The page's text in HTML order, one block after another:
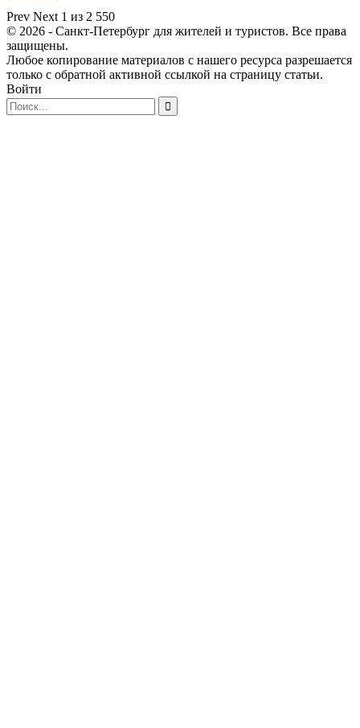
Prev Next 1 из 2 550
© 2026 - Санкт-Петербург для жителей и туристов. Все права
защищены.
Любое копирование материалов с нашего ресурса разрешается
только с обратной активной ссылкой на страницу статьи.
Войти